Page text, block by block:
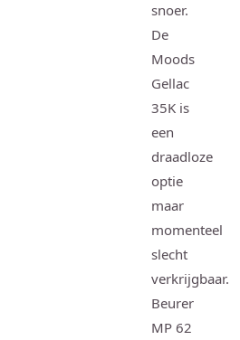
snoer.
De
Moods
Gellac
35K is
een
draadloze
optie
maar
momenteel
slecht
verkrijgbaar.
Beurer
MP 62